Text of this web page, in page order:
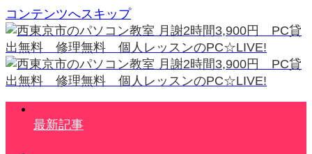
コンテンツへスキップ
最新記事